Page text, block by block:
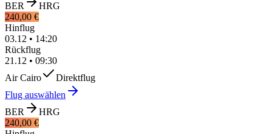
BER
HRG
240,00 €
Hinflug
03.12 • 14:20
Rückflug
21.12 • 09:30
Air Cairo
Direktflug
Flug auswählen
BER
HRG
240,00 €